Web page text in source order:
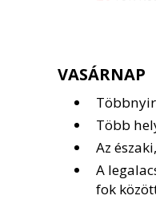
VASÁRNAP
Több
Az
A
fok